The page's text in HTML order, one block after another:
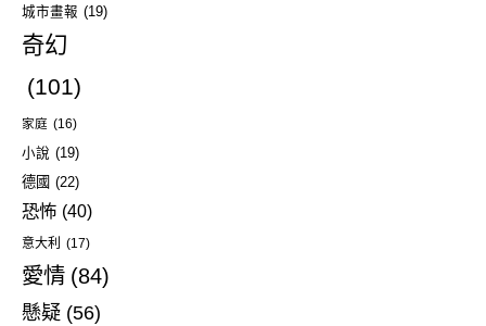
城市畫報 (19)
奇幻
(101)
家庭 (16)
小說 (19)
德國 (22)
恐怖 (40)
意大利 (17)
愛情 (84)
懸疑 (56)